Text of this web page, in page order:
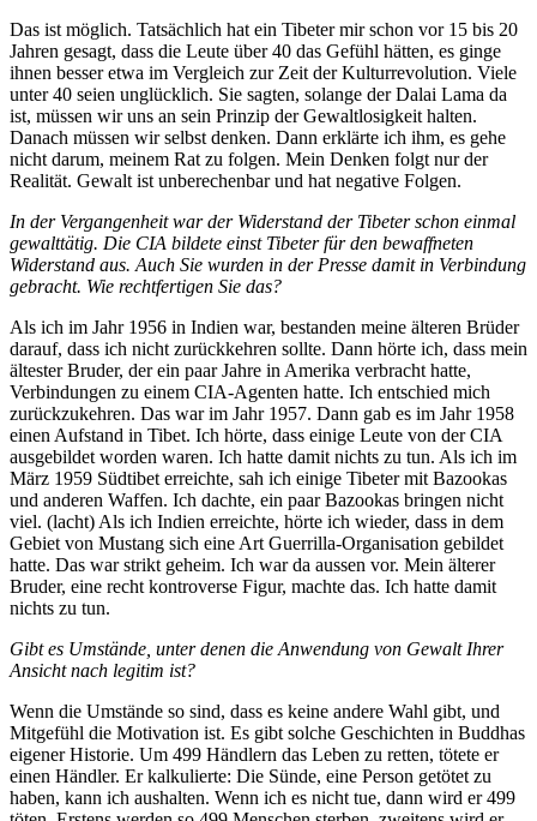
Das ist möglich. Tatsächlich hat ein Tibeter mir schon vor 15 bis 20
Jahren gesagt, dass die Leute über 40 das Gefühl hätten, es ginge
ihnen besser etwa im Vergleich zur Zeit der Kulturrevolution. Viele
unter 40 seien unglücklich. Sie sagten, solange der Dalai Lama da
ist, müssen wir uns an sein Prinzip der Gewaltlosigkeit halten.
Danach müssen wir selbst denken. Dann erklärte ich ihm, es gehe
nicht darum, meinem Rat zu folgen. Mein Denken folgt nur der
Realität. Gewalt ist unberechenbar und hat negative Folgen.
In der Vergangenheit war der Widerstand der Tibeter schon einmal
gewalttätig. Die CIA bildete einst Tibeter für den bewaffneten
Widerstand aus. Auch Sie wurden in der Presse damit in Verbindung
gebracht. Wie rechtfertigen Sie das?
Als ich im Jahr 1956 in Indien war, bestanden meine älteren Brüder
darauf, dass ich nicht zurückkehren sollte. Dann hörte ich, dass mein
ältester Bruder, der ein paar Jahre in Amerika verbracht hatte,
Verbindungen zu einem CIA-Agenten hatte. Ich entschied mich
zurückzukehren. Das war im Jahr 1957. Dann gab es im Jahr 1958
einen Aufstand in Tibet. Ich hörte, dass einige Leute von der CIA
ausgebildet worden waren. Ich hatte damit nichts zu tun. Als ich im
März 1959 Südtibet erreichte, sah ich einige Tibeter mit Bazookas
und anderen Waffen. Ich dachte, ein paar Bazookas bringen nicht
viel. (lacht) Als ich Indien erreichte, hörte ich wieder, dass in dem
Gebiet von Mustang sich eine Art Guerrilla-Organisation gebildet
hatte. Das war strikt geheim. Ich war da aussen vor. Mein älterer
Bruder, eine recht kontroverse Figur, machte das. Ich hatte damit
nichts zu tun.
Gibt es Umstände, unter denen die Anwendung von Gewalt Ihrer
Ansicht nach legitim ist?
Wenn die Umstände so sind, dass es keine andere Wahl gibt, und
Mitgefühl die Motivation ist. Es gibt solche Geschichten in Buddhas
eigener Historie. Um 499 Händlern das Leben zu retten, tötete er
einen Händler. Er kalkulierte: Die Sünde, eine Person getötet zu
haben, kann ich aushalten. Wenn ich es nicht tue, dann wird er 499